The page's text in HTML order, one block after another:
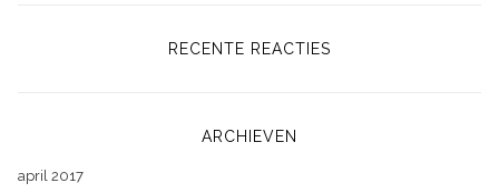
RECENTE REACTIES
ARCHIEVEN
april 2017